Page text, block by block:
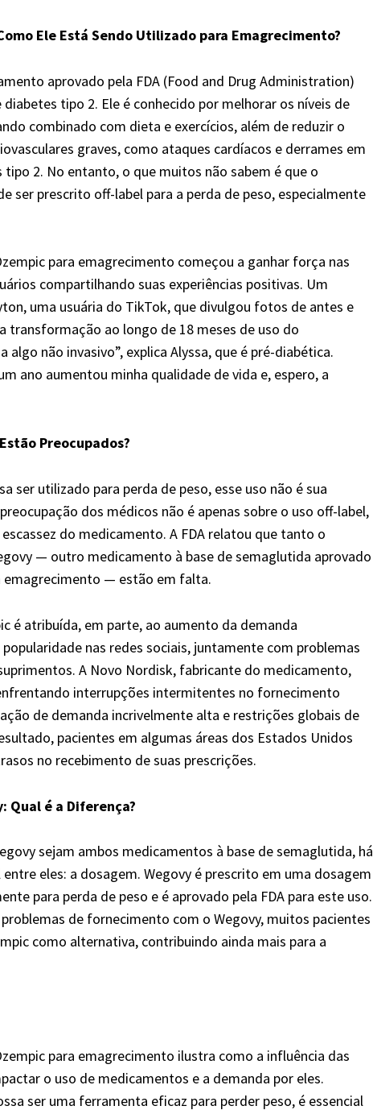
Ele Está Sendo Utilizado para Emagrecimento?
aprovado pela FDA (Food and Drug Administration)
tipo 2. Ele é conhecido por melhorar os níveis de
combinado com dieta e exercícios, além de reduzir o
graves, como ataques cardíacos e derrames em
2. No entanto, o que muitos não sabem é que o
ser prescrito off-label para a perda de peso, especialmente
para emagrecimento começou a ganhar força nas
compartilhando suas experiências positivas. Um
uma usuária do TikTok, que divulgou fotos de antes e
transformação ao longo de 18 meses de uso do
algo não invasivo”, explica Alyssa, que é pré-diabética.
ano aumentou minha qualidade de vida e, espero, a
Preocupados?
ser utilizado para perda de peso, esse uso não é sua
dos médicos não é apenas sobre o uso off-label,
do medicamento. A FDA relatou que tanto o
— outro medicamento à base de semaglutida aprovado
emagrecimento — estão em falta.
é atribuída, em parte, ao aumento da demanda
nas redes sociais, juntamente com problemas
A Novo Nordisk, fabricante do medicamento,
interrupções intermitentes no fornecimento
de demanda incrivelmente alta e restrições globais de
pacientes em algumas áreas dos Estados Unidos
no recebimento de suas prescrições.
Qual é a Diferença?
sejam ambos medicamentos à base de semaglutida, há
eles: a dosagem. Wegovy é prescrito em uma dosagem
para perda de peso e é aprovado pela FDA para este uso.
de fornecimento com o Wegovy, muitos pacientes
como alternativa, contribuindo ainda mais para a
para emagrecimento ilustra como a influência das
o uso de medicamentos e a demanda por eles.
ser uma ferramenta eficaz para perder peso, é essencial